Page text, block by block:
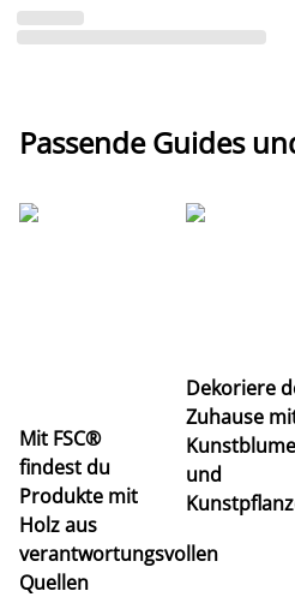
Passende Guides
Mit FSC®
findest du
Produkte mit
Holz aus
verantwortungsvollen
Quellen
Dekoriere
Zuhause
und